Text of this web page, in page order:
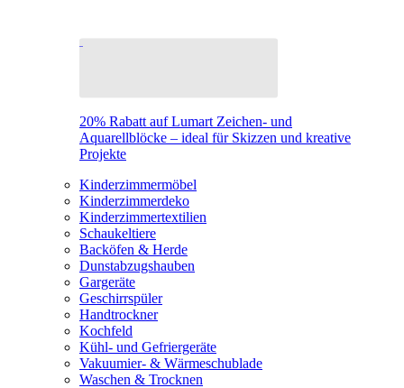
20% Rabatt auf Lumart Zeichen- und
Aquarellblöcke – ideal für Skizzen und kreative
Projekte
Kinderzimmermöbel
Kinderzimmerdeko
Kinderzimmertextilien
Schaukeltiere
Backöfen & Herde
Dunstabzugshauben
Gargeräte
Geschirrspüler
Handtrockner
Kochfeld
Kühl- und Gefriergeräte
Vakuumier- & Wärmeschublade
Waschen & Trocknen